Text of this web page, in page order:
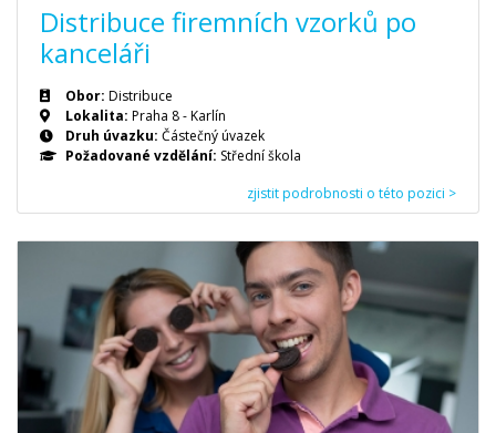
Distribuce firemních vzorků po
kanceláři
Obor: Distribuce
Lokalita: Praha 8 - Karlín
Druh úvazku: Částečný úvazek
Požadované vzdělání: Střední škola
zjistit podrobnosti o této pozici >